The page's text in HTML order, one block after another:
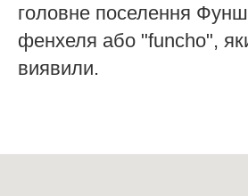
головне поселення
фенхеля або "funcho",
виявили.